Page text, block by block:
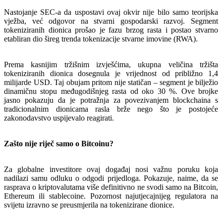
Nastojanje SEC-a da uspostavi ovaj okvir nije bilo samo teorijska
vježba, već odgovor na stvarni gospodarski razvoj. Segment
tokeniziranih dionica prošao je fazu brzog rasta i postao stvarno
etabliran dio šireg trenda tokenizacije stvarne imovine (RWA).
Prema kasnijim tržišnim izvješćima, ukupna veličina tržišta
tokeniziranih dionica dosegnula je vrijednost od približno 1,4
milijarde USD. Taj obujam pritom nije statičan – segment je bilježio
dinamičnu stopu međugodišnjeg rasta od oko 30 %. Ove brojke
jasno pokazuju da je potražnja za povezivanjem blockchaina s
tradicionalnim dionicama rasla brže nego što je postojeće
zakonodavstvo uspijevalo reagirati.
Zašto nije riječ samo o Bitcoinu?
Za globalne investitore ovaj događaj nosi važnu poruku koja
nadilazi samu odluku o odgodi prijedloga. Pokazuje, naime, da se
rasprava o kriptovalutama više definitivno ne svodi samo na Bitcoin,
Ethereum ili stablecoine. Pozornost najutjecajnijeg regulatora na
svijetu izravno se preusmjerila na tokenizirane dionice.